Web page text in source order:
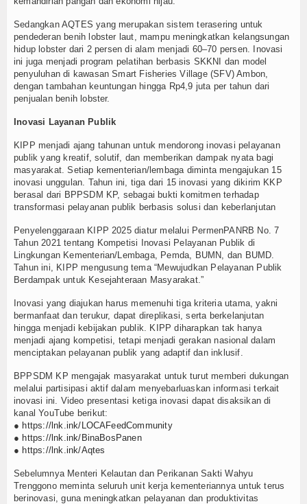
Sedangkan AQTES yang merupakan sistem terasering untuk
pendederan benih lobster laut, mampu meningkatkan kelangsungan
hidup lobster dari 2 persen di alam menjadi 60–70 persen. Inovasi
ini juga menjadi program pelatihan berbasis SKKNI dan model
penyuluhan di kawasan Smart Fisheries Village (SFV) Ambon,
dengan tambahan keuntungan hingga Rp4,9 juta per tahun dari
penjualan benih lobster.
Inovasi Layanan Publik
KIPP menjadi ajang tahunan untuk mendorong inovasi pelayanan
publik yang kreatif, solutif, dan memberikan dampak nyata bagi
masyarakat. Setiap kementerian/lembaga diminta mengajukan 15
inovasi unggulan. Tahun ini, tiga dari 15 inovasi yang dikirim KKP
berasal dari BPPSDM KP, sebagai bukti komitmen terhadap
transformasi pelayanan publik berbasis solusi dan keberlanjutan
Penyelenggaraan KIPP 2025 diatur melalui PermenPANRB No. 7
Tahun 2021 tentang Kompetisi Inovasi Pelayanan Publik di
Lingkungan Kementerian/Lembaga, Pemda, BUMN, dan BUMD.
Tahun ini, KIPP mengusung tema “Mewujudkan Pelayanan Publik
Berdampak untuk Kesejahteraan Masyarakat.”
Inovasi yang diajukan harus memenuhi tiga kriteria utama, yakni
bermanfaat dan terukur, dapat direplikasi, serta berkelanjutan
hingga menjadi kebijakan publik. KIPP diharapkan tak hanya
menjadi ajang kompetisi, tetapi menjadi gerakan nasional dalam
menciptakan pelayanan publik yang adaptif dan inklusif.
BPPSDM KP mengajak masyarakat untuk turut memberi dukungan
melalui partisipasi aktif dalam menyebarluaskan informasi terkait
inovasi ini. Video presentasi ketiga inovasi dapat disaksikan di
kanal YouTube berikut:
● https://lnk.ink/LOCAFeedCommunity
● https://lnk.ink/BinaBosPanen
● https://lnk.ink/Aqtes
Sebelumnya Menteri Kelautan dan Perikanan Sakti Wahyu
Trenggono meminta seluruh unit kerja kementeriannya untuk terus
berinovasi, guna meningkatkan pelayanan dan produktivitas